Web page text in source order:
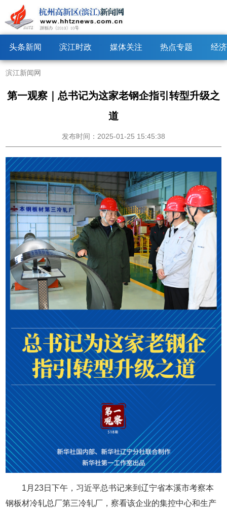
头条新闻 滨江时政 媒体关注 热点专题 经
滨江新闻网
第一观察｜总书记为这家老钢企指引转型升级之
道
发布时间：2025-01-25 15:45:38
1月23日下午，习近平总书记来到辽宁省本溪市考察本
钢板材冷轧总厂第三冷轧厂，察看该企业的集控中心和生产